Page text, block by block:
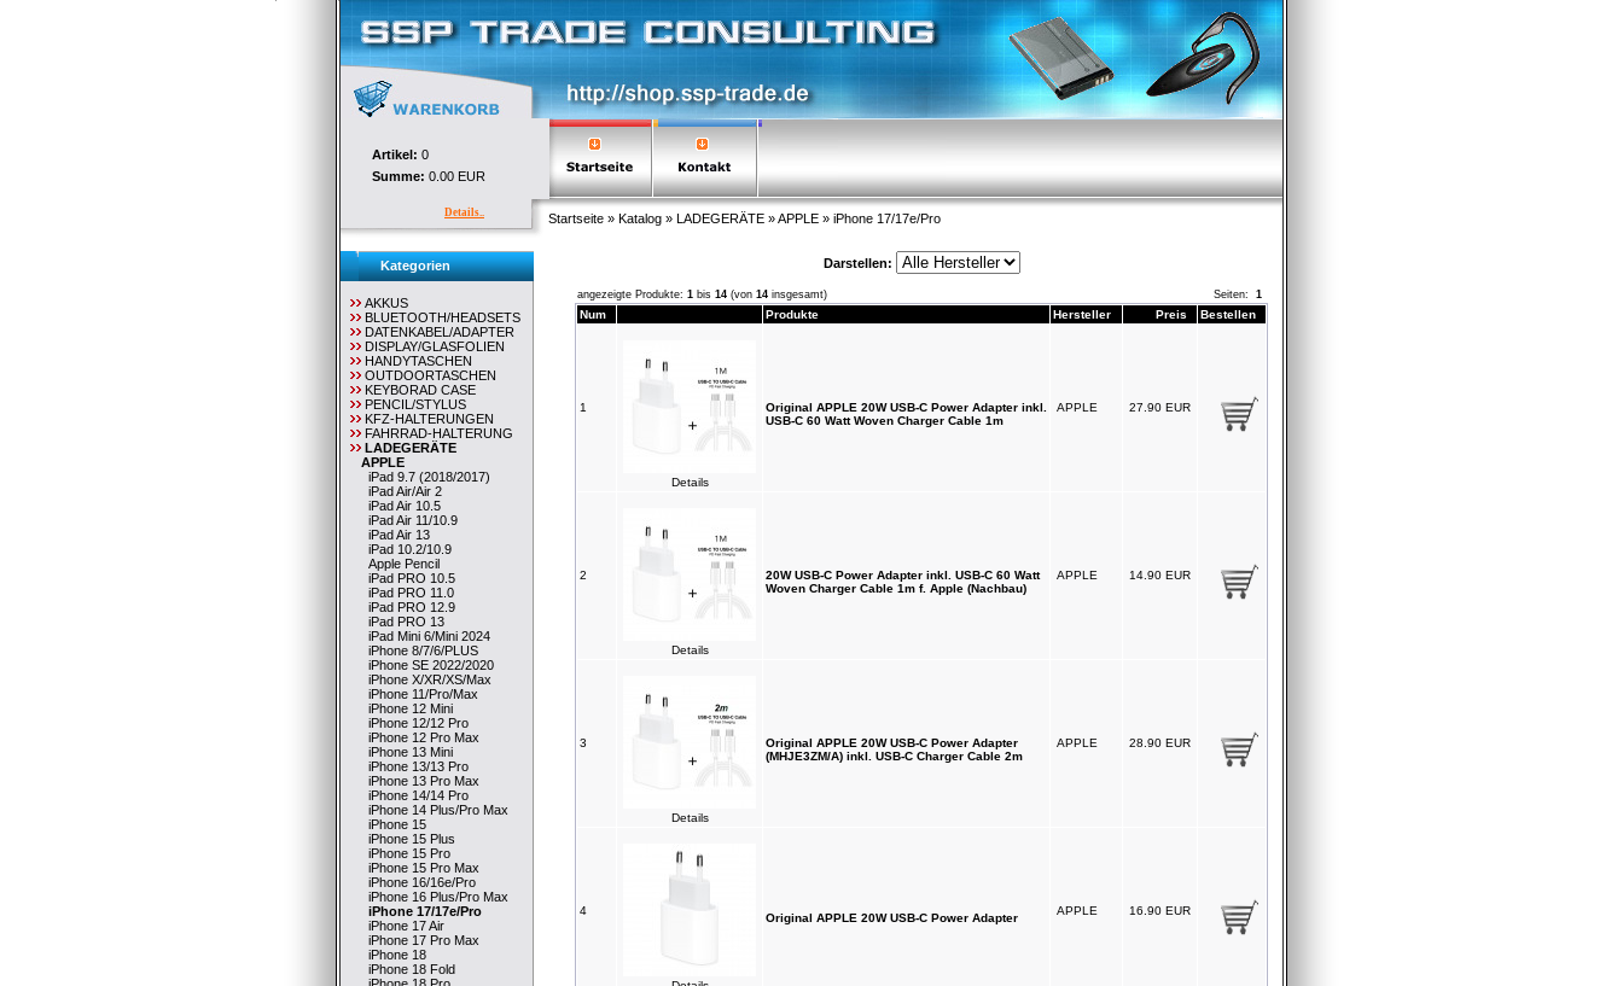
Artikel: 0
Summe: 0.00 EUR
Details.. Startseite » Katalog » LADEGERÄTE »APPLE » iPhone 17/17e/Pro
Kategorien
AKKUS
BLUETOOTH/HEADSETS
DATENKABEL/ADAPTER
DISPLAY/GLASFOLIEN
HANDYTASCHEN
OUTDOORTASCHEN
KEYBORAD CASE
PENCIL/STYLUS
KFZ-HALTERUNGEN
FAHRRAD-HALTERUNG
LADEGERÄTE
APPLE
iPad 9.7 (2018/2017)
iPad Air/Air 2
iPad Air 10.5
iPad Air 11/10.9
iPad Air 13
iPad 10.2/10.9
Apple Pencil
iPad PRO 10.5
iPad PRO 11.0
iPad PRO 12.9
iPad PRO 13
iPad Mini 6/Mini 2024
iPhone 8/7/6/PLUS
iPhone SE 2022/2020
iPhone X/XR/XS/Max
iPhone 11/Pro/Max
iPhone 12 Mini
iPhone 12/12 Pro
iPhone 12 Pro Max
iPhone 13 Mini
iPhone 13/13 Pro
iPhone 13 Pro Max
iPhone 14/14 Pro
iPhone 14 Plus/Pro Max
iPhone 15
iPhone 15 Plus
iPhone 15 Pro
iPhone 15 Pro Max
iPhone 16/16e/Pro
iPhone 16 Plus/Pro Max
iPhone 17/17e/Pro
iPhone 17 Air
iPhone 17 Pro Max
iPhone 18
iPhone 18 Fold
Darstellen:
angezeigte Produkte: 1 bis 14 (von 14 insgesamt) Seiten: 1
Num Produkte Hersteller Preis Bestellen
1
Details
Original APPLE 20W USB-C Power Adapter inkl.
USB-C 60 Watt Woven Charger Cable 1m
APPLE 27.90 EUR
2
Details
20W USB-C Power Adapter inkl. USB-C 60 Watt
Woven Charger Cable 1m f. Apple (Nachbau)
APPLE 14.90 EUR
3
Details
Original APPLE 20W USB-C Power Adapter
(MHJE3ZM/A) inkl. USB-C Charger Cable 2m
APPLE 28.90 EUR
4
Original APPLE 20W USB-C Power Adapter
APPLE 16.90 EUR